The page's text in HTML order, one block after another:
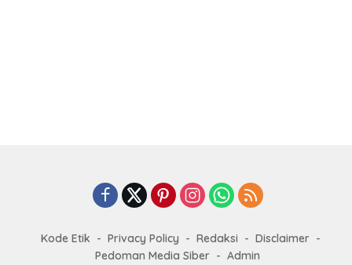
Kode Etik Privacy Policy Redaksi
Disclaimer
Pedoman Media Siber
Admin